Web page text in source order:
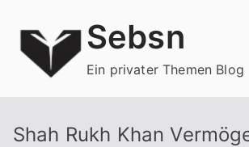
Inhalt
springen
Sebsn
Ein privater Themen Blog
Shah Rukh Khan